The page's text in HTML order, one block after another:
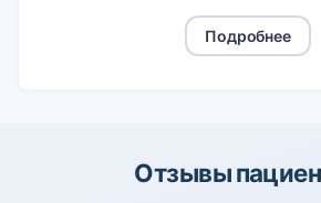
Подробнее
Отзывы